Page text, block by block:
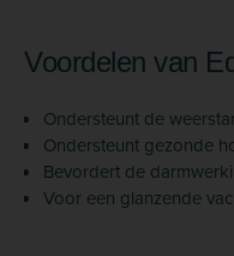
Voordelen van
Ondersteunt de
Ondersteunt gezonde
Bevordert de
Voor een glanzende